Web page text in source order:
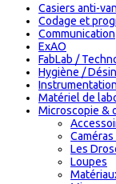
Casiers anti-
Codage et
Communication
ExAO
FabLab /
Hygiène /
Matériel de
Microscopie &
Les
Loupes